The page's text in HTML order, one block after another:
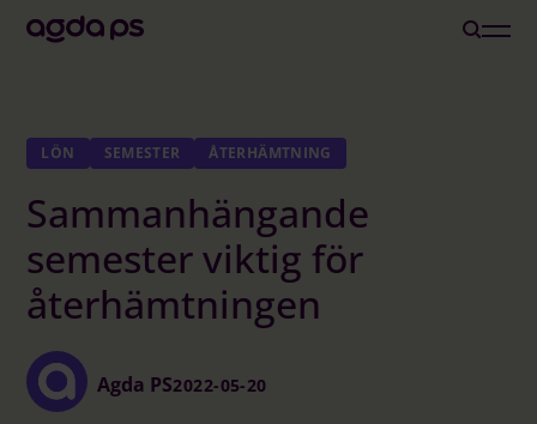
Lösningar
Branscher och Roller
Löneoutsourcing
Inspiration
LÖN SEMESTER ÅTERHÄMTNING
Sammanhängande
semester viktig för
återhämtningen
Agda PS2022-05-20